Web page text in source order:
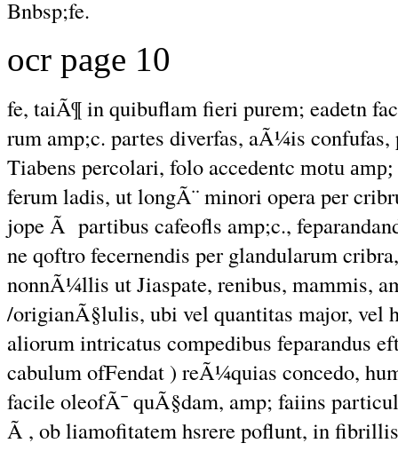
Bnbsp;fe.
ocr page 10
fe, taiÃ¶ in quibuflam fieri purem; eadetn
rum amp;c. partes diverfas, aÃ¼is
Tiabens percolari, folo accedentc motu amp;
ferum ladis, ut longÃ¨ minori opera per
jope Ã partibus cafeofls amp;c.,
ne qoftro fecernendis per glandularum
nonnÃ¼llis ut Jiaspate, renibus, mammis,
/origianÃ§lulis, ubi vel quantitas major,
aliorum intricatus compedibus feparandus
cabulum ofFendat ) reÃ¼quias concedo,
facile oleofÃ¯ quÃ§dam, amp; faiins
Ã , ob liamofitatem hsrere poflunt, in